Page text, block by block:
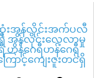
းအွန်လိုင်းအက်ပလီ
ရီ အွန်လိုင်းလေ့လာမှု
ရီ ဟန်ဂေရီဟန်ဂေရီ
ောင့်ကျေးဇူးတင်ရှိ